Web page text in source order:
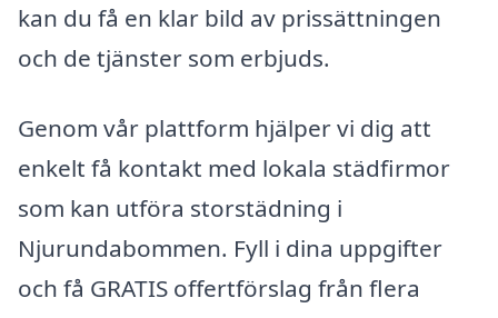
kan du få en klar bild av prissättningen
och de tjänster som erbjuds.
Genom vår plattform hjälper vi dig att
enkelt få kontakt med lokala städfirmor
som kan utföra storstädning i
Njurundabommen. Fyll i dina uppgifter
och få GRATIS offertförslag från flera